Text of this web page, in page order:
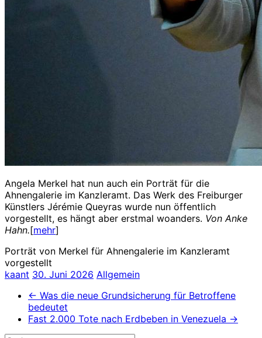
Angela Merkel hat nun auch ein Porträt für die
Ahnengalerie im Kanzleramt. Das Werk des Freiburger
Künstlers Jérémie Queyras wurde nun öffentlich
vorgestellt, es hängt aber erstmal woanders. Von Anke
Hahn.[mehr]
Porträt von Merkel für Ahnengalerie im Kanzleramt
vorgestellt
kaant 30. Juni 2026 Allgemein
← Was die neue Grundsicherung für Betroffene
bedeutet
Fast 2.000 Tote nach Erdbeben in Venezuela →